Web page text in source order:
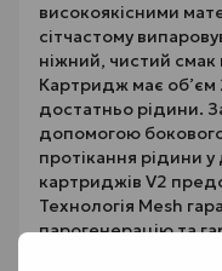
високоякісними
сітчастому
ніжний, чистий
Картридж має об’єм
достатньо рідини.
допомогою
протікання рідини у
картриджів V2
Технологія Mesh
парогенерацію та